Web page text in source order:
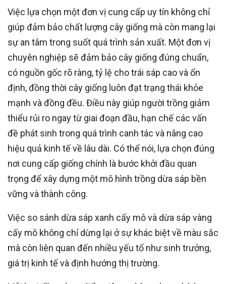
Việc lựa chọn một đơn vị cung cấp uy tín không chỉ
giúp đảm bảo chất lượng cây giống mà còn mang lại
sự an tâm trong suốt quá trình sản xuất. Một đơn vị
chuyên nghiệp sẽ đảm bảo cây giống đúng chuẩn,
có nguồn gốc rõ ràng, tỷ lệ cho trái sáp cao và ổn
định, đồng thời cây giống luôn đạt trạng thái khỏe
mạnh và đồng đều. Điều này giúp người trồng giảm
thiểu rủi ro ngay từ giai đoạn đầu, hạn chế các vấn
đề phát sinh trong quá trình canh tác và nâng cao
hiệu quả kinh tế về lâu dài. Có thể nói, lựa chọn đúng
nơi cung cấp giống chính là bước khởi đầu quan
trọng để xây dựng một mô hình trồng dừa sáp bền
vững và thành công.
Việc so sánh dừa sáp xanh cấy mô và dừa sáp vàng
cấy mô không chỉ dừng lại ở sự khác biệt về màu sắc
mà còn liên quan đến nhiều yếu tố như sinh trưởng,
giá trị kinh tế và định hướng thị trường.